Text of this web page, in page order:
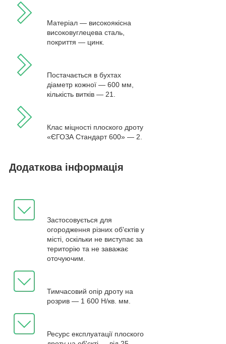
Матеріал — високоякісна
високовуглецева сталь,
покриття — цинк.
Постачається в бухтах
діаметр кожної — 600 мм,
кількість витків — 21.
Клас міцності плоского дроту
«ЄГОЗА Стандарт 600» — 2.
Додаткова інформація
Застосовується для
огородження різних об'єктів у
місті, оскільки не виступає за
територію та не заважає
оточуючим.
Тимчасовий опір дроту на
розрив — 1 600 Н/кв. мм.
Ресурс експлуатації плоского